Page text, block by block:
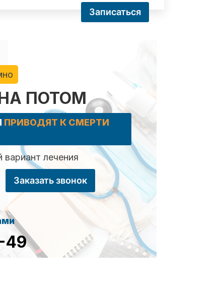
Записаться
ПОТОМ
ПРИВОДЯТ К СМЕРТИ
лечения
Заказать звонок
49